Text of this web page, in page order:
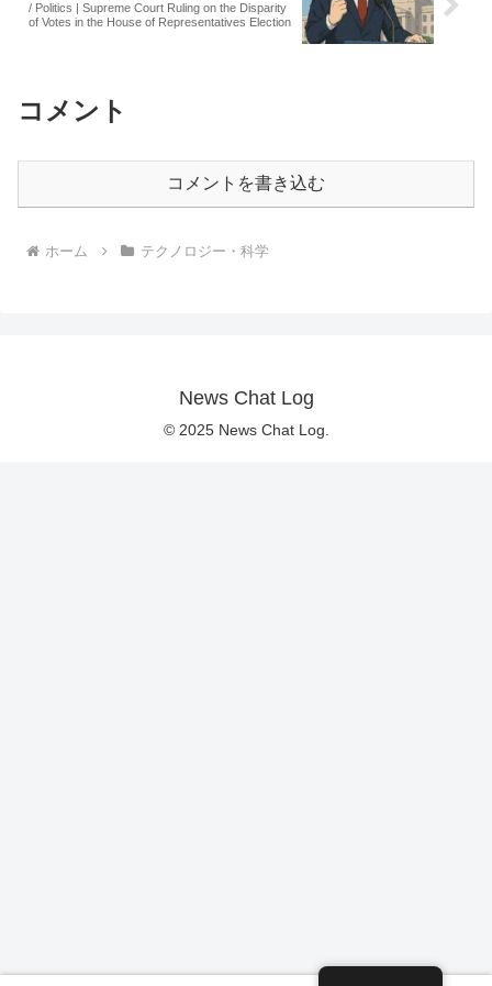
/ Politics | Supreme Court Ruling on the Disparity
of Votes in the House of Representatives Election
コメント
コメントを書き込む
ホーム テクノロジー・科学
News Chat Log
© 2025 News Chat Log.